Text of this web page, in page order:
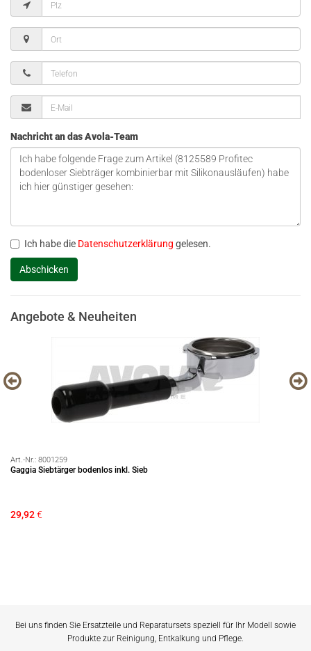
Nachricht an das Avola-Team
Ich habe die Datenschutzerklärung gelesen.
Angebote & Neuheiten
Art.-Nr.: 8001259
Gaggia Siebtärger bodenlos inkl. Sieb
29,92€
Bei uns finden Sie Ersatzteile und Reparatursets speziell für Ihr Modell sowie
Produkte zur Reinigung, Entkalkung und Pflege.